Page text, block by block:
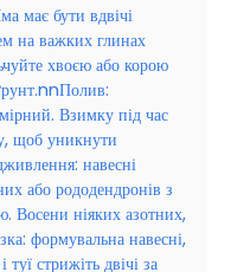
має бути вдвічі
на важких глинах
хвоєю або корою
Взимку під час
щоб уникнути
навесні
або рододендронів з
Восени ніяких азотних,
формувальна навесні,
стрижіть двічі за